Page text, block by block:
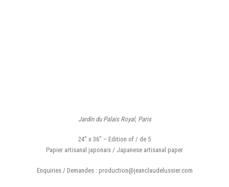
Jardin du Palais Royal, Paris
24″ x 36″ – Edition of / de 5
Papier artisanal japonais / Japanese artisanal paper
Enquiries / Demandes : production@jeanclaudelussier.com